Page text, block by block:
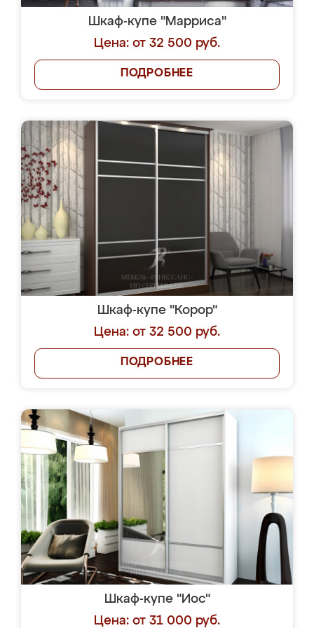
Шкаф-купе "Марриса"
Цена: от 32 500 руб.
ПОДРОБНЕЕ
Шкаф-купе "Корор"
Цена: от 32 500 руб.
ПОДРОБНЕЕ
Шкаф-купе "Иос"
Цена: от 31 000 руб.